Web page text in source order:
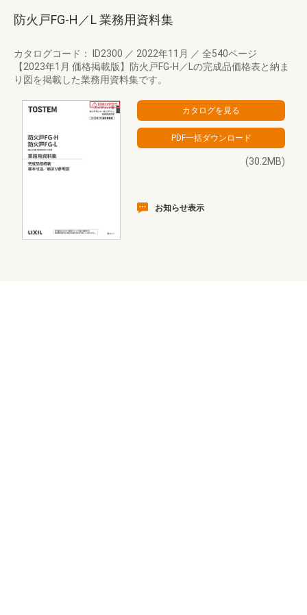
防火戸FG-H／L 業務用資料集
カタログコード： ID2300 ／ 2022年11月 ／ 全540ページ
【2023年1月 価格掲載版】防火戸FG-H／Lの完成品価格表と納ま
り図を掲載した業務用資料集です。
(30.2MB)
お知らせ表示